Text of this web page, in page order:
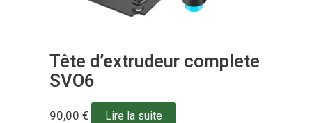
Tête d’extrudeur complete
SVO6
90,00 € Lire la suite